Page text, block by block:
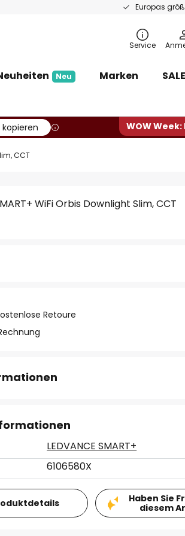
Europas
Service
Neu Marken
SALE
kopieren WOW Week:
CCT
WiFi Orbis Downlight Slim, CCT
Retoure
LEDVANCE SMART+
6106580X
Haben Sie
diesem